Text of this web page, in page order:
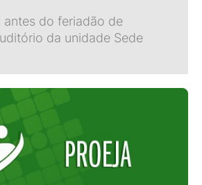
antes do feriadão de
da unidade Sede